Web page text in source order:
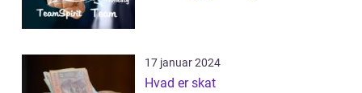
17 januar 2024
Hvad er skat